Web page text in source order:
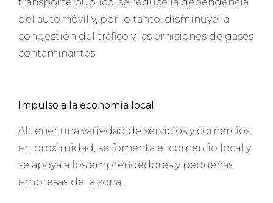
del automóvil y, por lo tanto, disminuye la
congestión del tráfico y las emisiones de gases
contaminantes.
Impulso a la economía local
Al tener una variedad de servicios y comercios
en proximidad, se fomenta el comercio local y
se apoya a los emprendedores y pequeñas
empresas de la zona.